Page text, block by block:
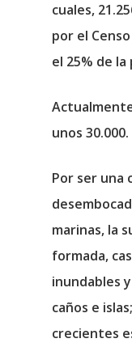
cuales,
por el
el 25% de la
unos 30.000.
Por ser una
marinas, la
formada,
inundables
caños e
crecientes